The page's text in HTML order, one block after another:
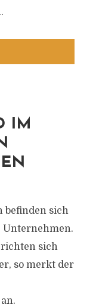
IM
befinden sich
richten sich
so merkt der